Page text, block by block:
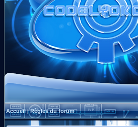
Accueil|Règles du forum